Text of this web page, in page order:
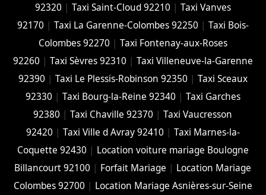
92320 | Taxi Saint-Cloud 92210 | Taxi Vanves
92170 | Taxi La Garenne-Colombes 92250 | Taxi Bois-
Colombes 92270 | Taxi Fontenay-aux-Roses
92260 | Taxi Sèvres 92310 | Taxi Villeneuve-la-Garenne
92390 | Taxi Le Plessis-Robinson 92350 | Taxi Sceaux
92330 | Taxi Bourg-la-Reine 92340 | Taxi Garches
92380 |Taxi Chaville 92370 |Taxi Vaucresson
92420 | Taxi Ville d Avray 92410 | Taxi Marnes-la-
Coquette 92430 | Location voiture mariage Boulogne
Billancourt 92100 | Forfait Mariage | Location Mariage
Colombes 92700 | Location Mariage Asnières-sur-Seine